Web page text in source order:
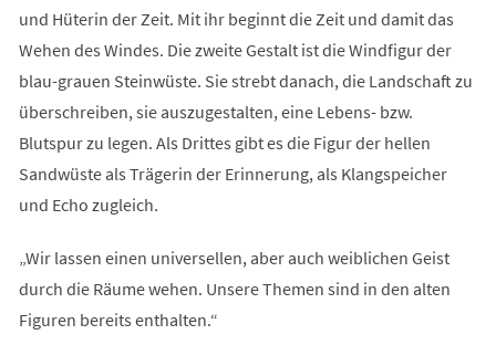
und Hüterin der Zeit. Mit ihr beginnt die Zeit und damit das
Wehen des Windes. Die zweite Gestalt ist die Windfigur der
blau-grauen Steinwüste. Sie strebt danach, die Landschaft zu
überschreiben, sie auszugestalten, eine Lebens- bzw.
Blutspur zu legen. Als Drittes gibt es die Figur der hellen
Sandwüste als Trägerin der Erinnerung, als Klangspeicher
und Echo zugleich.
„Wir lassen einen universellen, aber auch weiblichen Geist
durch die Räume wehen. Unsere Themen sind in den alten
Figuren bereits enthalten.“